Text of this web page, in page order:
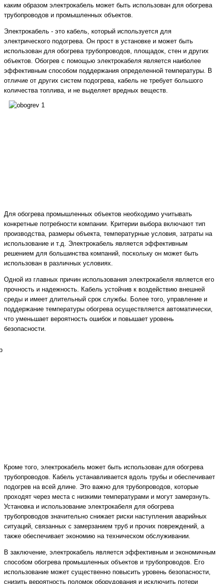
каким образом электрокабель может быть использован для обогрева
трубопроводов и промышленных объектов.
Электрокабель - это кабель, который используется для
электрического подогрева. Он прост в установке и может быть
использован для обогрева трубопроводов, площадок, стен и других
объектов. Обогрев с помощью электрокабеля является наиболее
эффективным способом поддержания определенной температуры. В
отличие от других систем подогрева, кабель не требует большого
количества топлива, и не выделяет вредных веществ.
Для обогрева промышленных объектов необходимо учитывать
конкретные потребности компании. Критерии выбора включают тип
производства, размеры объекта, температурные условия, затраты на
использование и т.д. Электрокабель является эффективным
решением для большинства компаний, поскольку он может быть
использован в различных условиях.
Одной из главных причин использования электрокабеля является его
прочность и надежность. Кабель устойчив к воздействию внешней
среды и имеет длительный срок службы. Более того, управление и
поддержание температуры обогрева осуществляется автоматически,
что уменьшает вероятность ошибок и повышает уровень
безопасности.
Кроме того, электрокабель может быть использован для обогрева
трубопроводов. Кабель устанавливается вдоль трубы и обеспечивает
подогрев на всей длине. Это важно для трубопроводов, которые
проходят через места с низкими температурами и могут замерзнуть.
Установка и использование электрокабеля для обогрева
трубопроводов значительно снижает риски наступления аварийных
ситуаций, связанных с замерзанием труб и прочих повреждений, а
также обеспечивает экономию на техническом обслуживании.
В заключение, электрокабель является эффективным и экономичным
способом обогрева промышленных объектов и трубопроводов. Его
использование может существенно повысить уровень безопасности,
снизить вероятность поломок оборудования и исключить потери